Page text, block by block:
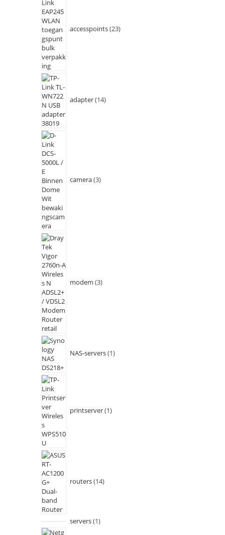
accesspoints 23
adapter 14
camera 3
modem 3
NAS-servers 1
printserver 1
routers 14
servers 1